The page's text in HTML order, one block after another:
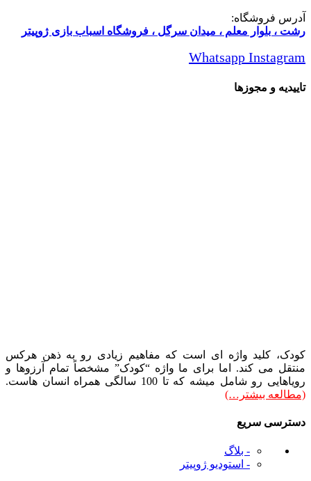
آدرس فروشگاه:
رشت ، بلوار معلم ، میدان سرگل ، فروشگاه اسباب بازی ژوپیتر
Whatsapp Instagram
تاییدیه و مجوزها
کودک، کلید واژه ای است که مفاهیم زیادی رو به ذهن هرکس
منتقل می کند. اما برای ما واژه “کودک” مشخصاً تمام آرزوها و
رویاهایی رو شامل میشه که تا 100 سالگی همراه انسان هاست.
(مطالعه بیشتر…)
دسترسی سریع
- بلاگ
- استودیو ژوپیتر